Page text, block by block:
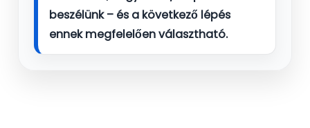
beszélünk – és a következő lépés
ennek megfelelően választható.